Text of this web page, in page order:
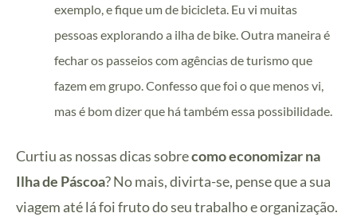
exemplo, e fique um de bicicleta. Eu vi muitas
pessoas explorando a ilha de bike. Outra maneira é
fechar os passeios com agências de turismo que
fazem em grupo. Confesso que foi o que menos vi,
mas é bom dizer que há também essa possibilidade.
Curtiu as nossas dicas sobrecomo economizar na
Ilha de Páscoa? No mais, divirta-se, pense que a sua
viagem até lá foi fruto do seu trabalho e organização.